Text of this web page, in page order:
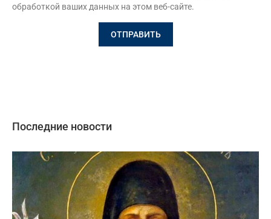
обработкой ваших данных на этом веб-сайте.
Последние новости